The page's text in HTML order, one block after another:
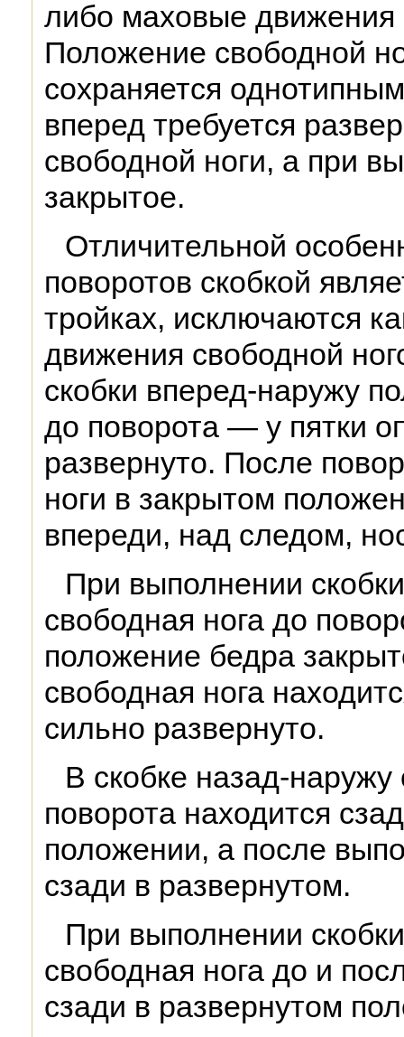
либо маховые движения
Положение свободной
сохраняется
вперед требуется
свободной ноги, а при
закрытое.
Отличительной
поворотов скобкой
тройках, исключаются
движения свободной
скобки вперед-наружу
до поворота — у пятки
развернуто. После
ноги в закрытом
впереди, над следом,
При выполнении
свободная нога до
положение бедра
свободная нога
сильно развернуто.
В скобке назад-наружу
поворота находится
положении, а после
сзади в развернутом.
При выполнении
свободная нога до и
сзади в развернутом